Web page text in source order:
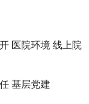
医院环境 线上院
基层党建